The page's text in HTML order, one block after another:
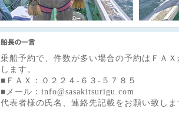
乗船予約で、件数が多い場合の予約はＦＡ
します。
■ＦＡＸ：０２２４-６３-５７８５
■メール：info@sasakitsurigu.com
代表者様の氏名、連絡先記載をお願い致し